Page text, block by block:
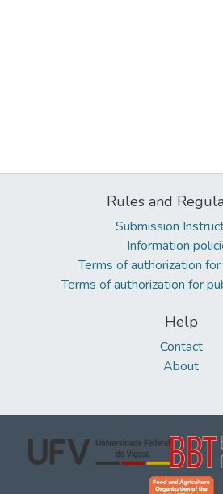
Rules and
Submission
Information
Terms of authorization
Terms of authorization for
Help
Contact
About